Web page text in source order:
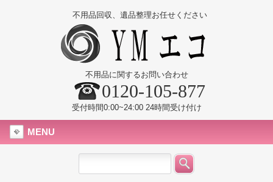
不用品回収、遺品整理お任せください
不用品に関するお問い合わせ
0120-105-877
受付時間0:00~24:00 24時間受け付け
MENU